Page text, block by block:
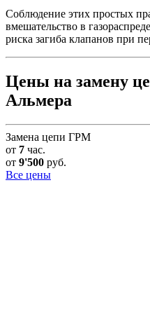
Соблюдение этих простых
вмешательство в
риска загиба клапанов при
Цены на замену
Альмера
Замена цепи ГРМ
от 7 час.
от 9'500 руб.
Все цены